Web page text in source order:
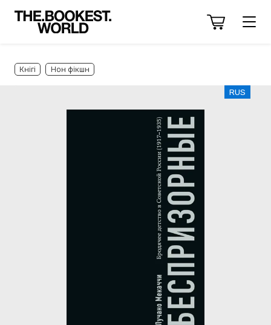
Кнігі Нон фікшн
RUS